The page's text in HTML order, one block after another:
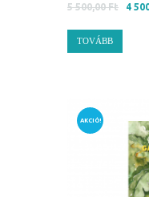
5 500,00Ft 4
TOVÁBB
AKCIÓ!